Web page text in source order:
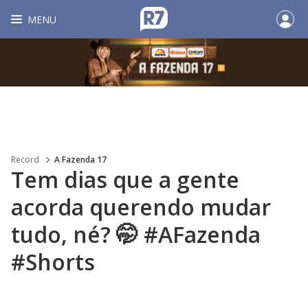
MENU
Record A Fazenda 17
Tem dias que a gente
acorda querendo mudar
tudo, né? 🤭 #AFazenda
#Shorts